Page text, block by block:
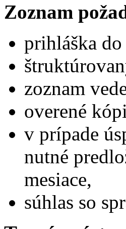
Zoznam
prihláška
zoznam
overené
v prípade
nutné
mesiace,
súhlas so